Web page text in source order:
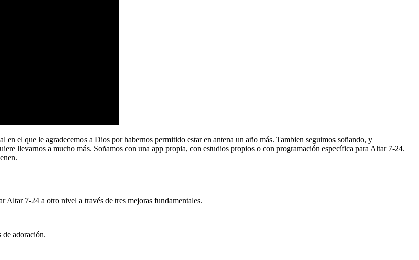
el que le agradecemos a Dios por habernos permitido estar en antena un año más. Tambien seguimos soñando, y
llevarnos a mucho más. Soñamos con una app propia, con estudios propios o con programación específica para Altar 7-24.
Altar 7-24 a otro nivel a través de tres mejoras fundamentales.
de adoración.